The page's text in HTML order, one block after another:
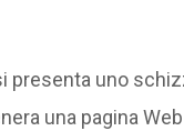
presenta uno
una pagina